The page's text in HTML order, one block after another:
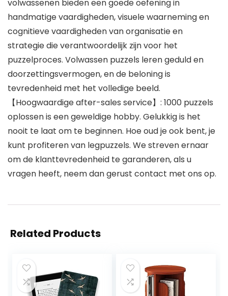
volwassenen bieden een goede oefening in
handmatige vaardigheden, visuele waarneming en
cognitieve vaardigheden van organisatie en
strategie die verantwoordelijk zijn voor het
puzzelproces. Volwassen puzzels leren geduld en
doorzettingsvermogen, en de beloning is
tevredenheid met het volledige beeld.
【Hoogwaardige after-sales service】: 1000 puzzels
oplossen is een geweldige hobby. Gelukkig is het
nooit te laat om te beginnen. Hoe oud je ook bent, je
kunt profiteren van legpuzzels. We streven ernaar
om de klanttevredenheid te garanderen, als u
vragen heeft, neem dan gerust contact met ons op.
Related Products